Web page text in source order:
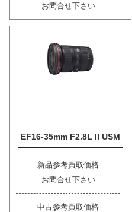
お問合せ下さい
EF16-35mm F2.8L II USM
新品参考買取価格
お問合せ下さい
中古参考買取価格